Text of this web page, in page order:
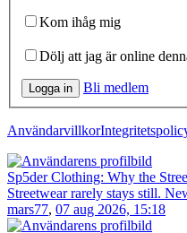
Kom ihåg mig
Dölj att jag är online
Logga in Bli medlem
Användarvillkor
Sp5der Clothing: Why the
Streetwear rarely stays still.
mars77, 07 aug 2026, 15:18